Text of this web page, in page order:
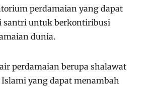
perdamaian yang dapat
santri untuk berkontiribusi
dunia.
perdamaian berupa shalawat
yang dapat menambah